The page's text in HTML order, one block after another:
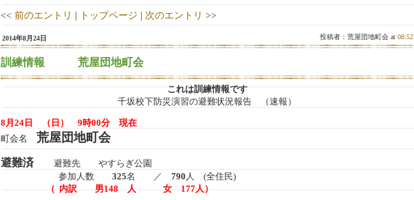
<<前のエントリ | トップページ | 次のエントリ >>
2014年8月24日 投稿者：荒屋団地町会 at08:52
訓練情報 荒屋団地町会
これは訓練情報です
千坂校下防災演習の避難状況報告 （速報）
8月24日 （日） 9時00分 現在
町会名 荒屋団地町会
避難済
避難先 やすらぎ公園
参加人数325名 ／790 人 (全住民)
（ 内訳 男148 人 女 177人）